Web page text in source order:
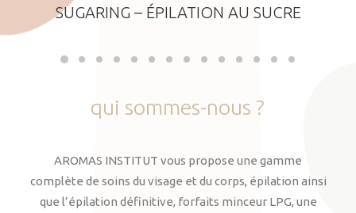
SUGARING – ÉPILATION AU SUCRE
qui sommes-nous ?
AROMAS INSTITUT vous propose une gamme
complète de soins du visage et du corps, épilation ainsi
que l’épilation définitive, forfaits minceur LPG, une